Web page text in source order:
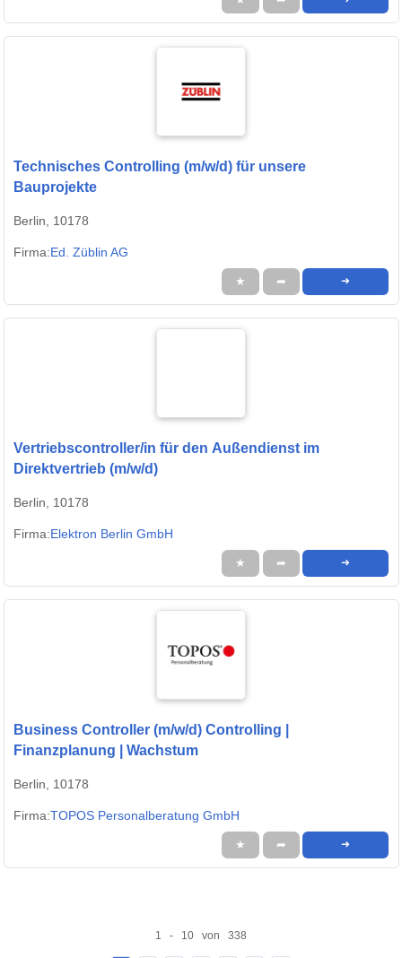
Technisches Controlling (m/w/d) für unsere
Bauprojekte
Berlin, 10178
Firma:Ed. Züblin AG
★ ➦ ➜
Vertriebscontroller/in für den Außendienst im
Direktvertrieb (m/w/d)
Berlin, 10178
Firma:Elektron Berlin GmbH
★ ➦ ➜
Business Controller (m/w/d) Controlling |
Finanzplanung | Wachstum
Berlin, 10178
Firma:TOPOS Personalberatung GmbH
★ ➦ ➜
1 - 10 von 338